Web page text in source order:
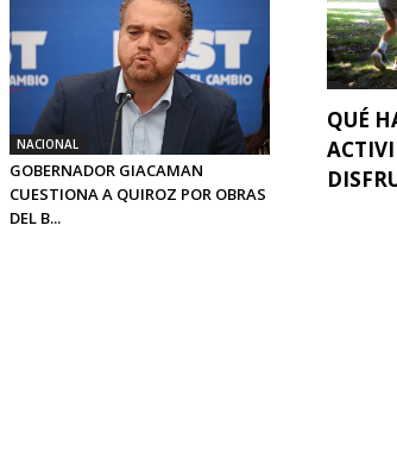
NACIONAL
GOBERNADOR GIACAMAN
CUESTIONA A QUIROZ POR OBRAS
DEL B...
QUÉ